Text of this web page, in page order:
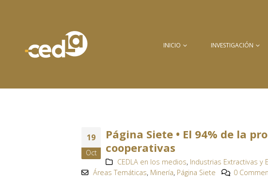
INICIO INVESTIGACIÓN
19
Oct
Página Siete • El 94% de la
cooperativas
CEDLA en los medios, Industrias Extractivas y
Áreas Temáticas, Minería, Página Siete 0